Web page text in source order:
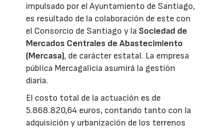
impulsado por el Ayuntamiento de Santiago,
es resultado de la colaboración de este con
el Consorcio de Santiago y la Sociedad de
Mercados Centrales de Abastecimiento
(Mercasa), de carácter estatal. La empresa
pública Mercagalicia asumirá la gestión
diaria.
El costo total de la actuación es de
5.868.820,64 euros, contando tanto con la
adquisición y urbanización de los terrenos